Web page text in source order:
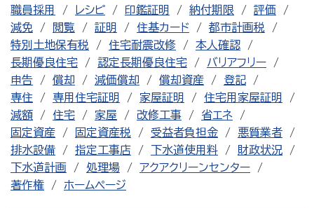
職員採用
レシピ 印鑑証明 納付期限
評価
減免
閲覧 証明 住基カード
都市計画税
特別土地保有税
住宅耐震改修
本人確認
長期優良住宅
認定長期優良住宅
バリアフリー
申告
償却 減価償却 償却資産
登記
専住
専用住宅証明 家屋証明
住宅用家屋証明
減額
住宅 家屋 改修工事
省エネ
固定資産
固定資産税 受益者負担金
悪質業者
排水設備
指定工事店 下水道使用料
財政状況
下水道計画
処理場
アクアクリーンセンター
著作権
ホームページ